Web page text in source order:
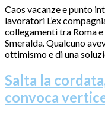
Caos vacanze e punto
lavoratori L’ex
collegamenti tra Roma
Smeralda. Qualcuno
ottimismo e di una
Salta la
convoca